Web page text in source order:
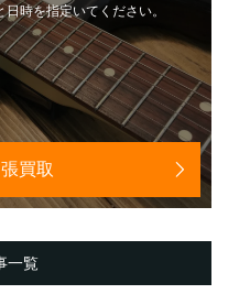
時を指定いてください。
買取
一覧